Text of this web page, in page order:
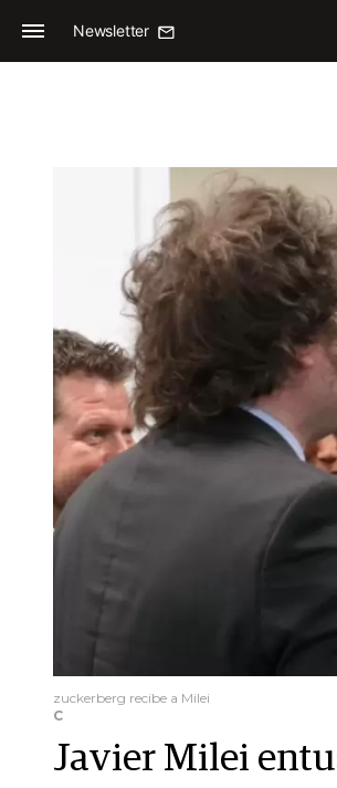
Newsletter
zuckerberg recibe a Milei
C
Javier Milei